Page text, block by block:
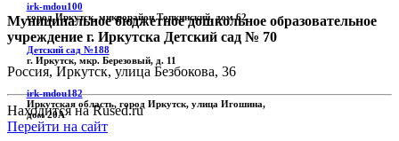
Муниципальное бюджетное дошкольное образовательное
учреждение г. Иркутска Детский сад № 70
Россия, Иркутск, улица Безбокова, 36
Находится на Rused.ru
Перейти на сайт
irk-mdou100
город Иркутск, микрорайон Топкинский, дом 62
Детский сад №188
г. Иркутск, мкр. Березовый, д. 11
irk-mdou182
Иркутская область, город Иркутск, улица Игошина,
дом 20А